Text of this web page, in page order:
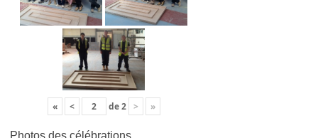
« < de2 > »
Photos des célébrations